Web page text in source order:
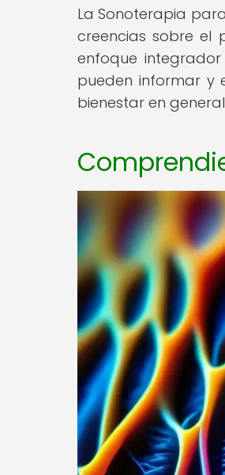
La Sonoterapia
creencias sobre el
enfoque
pueden informar y
bienestar en